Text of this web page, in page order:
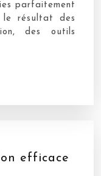
parfaitement
résultat des
des outils
efficace